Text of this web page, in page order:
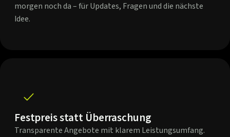
morgen noch da – für Updates, Fragen und die nächste
Idee.
Festpreis statt Überraschung
Transparente Angebote mit klarem Leistungsumfang.